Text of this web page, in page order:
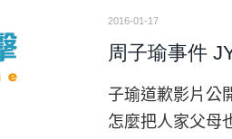
2016-01-17
周子瑜事件
子瑜道歉影片公
怎麼把人家父母